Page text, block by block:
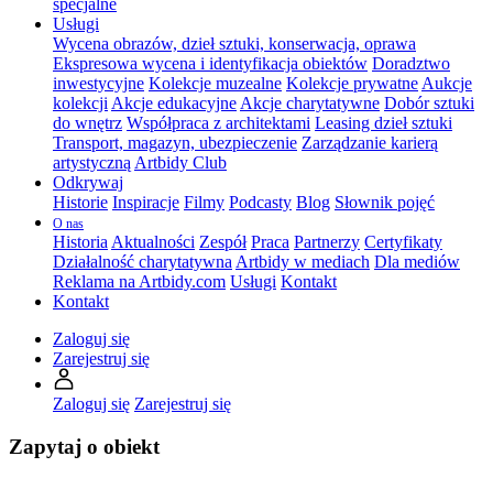
Usługi
Wycena obrazów, dzieł sztuki, konserwacja, oprawa
Ekspresowa wycena i identyfikacja obiektów Doradztwo
inwestycyjne Kolekcje muzealne Kolekcje prywatne Aukcje
kolekcji Akcje edukacyjne Akcje charytatywne Dobór sztuki
do wnętrz Współpraca z architektami Leasing dzieł sztuki
Transport, magazyn, ubezpieczenie Zarządzanie karierą
artystyczną Artbidy Club
Odkrywaj
Historie Inspiracje Filmy Podcasty Blog Słownik pojęć
O nas
Historia Aktualności Zespół Praca Partnerzy Certyfikaty
Działalność charytatywna Artbidy w mediach Dla mediów
Reklama na Artbidy.com Usługi Kontakt
Kontakt
Zaloguj się
Zarejestruj się
Zaloguj się Zarejestruj się
Zapytaj o obiekt